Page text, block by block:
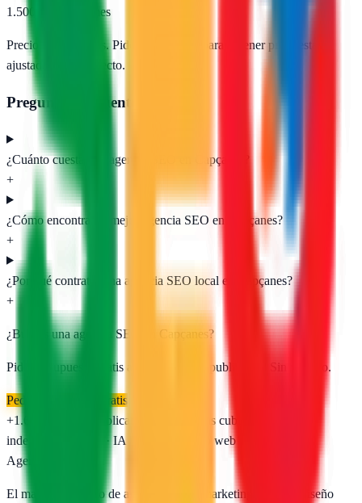
1.500 – 5.000 €/mes
Precios orientativos. Pide presupuesto para obtener propuestas
ajustadas a tu proyecto.
Preguntas frecuentes
¿Cuánto cuesta una agencia SEO en Capçanes?
+
¿Cómo encontrar la mejor agencia SEO en Capçanes?
+
¿Por qué contratar una agencia SEO local en Capçanes?
+
¿Buscas una agencia SEO en Capçanes?
Pide presupuesto gratis a las agencias publicadas. Sin registro.
Pedir presupuesto gratis
+1.650
agencias publicadas provincias cubiertas
independiente
SEO · IA · GEO · Diseño web
AgenciasSEO
El mayor directorio de agencias SEO, marketing digital y diseño